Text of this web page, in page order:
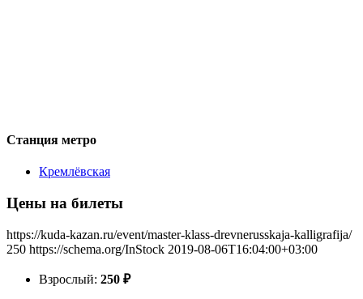
Станция метро
Кремлёвская
Цены на билеты
https://kuda-kazan.ru/event/master-klass-drevnerusskaja-kalligrafija/
250 https://schema.org/InStock 2019-08-06T16:04:00+03:00
Взрослый: 250 ₽